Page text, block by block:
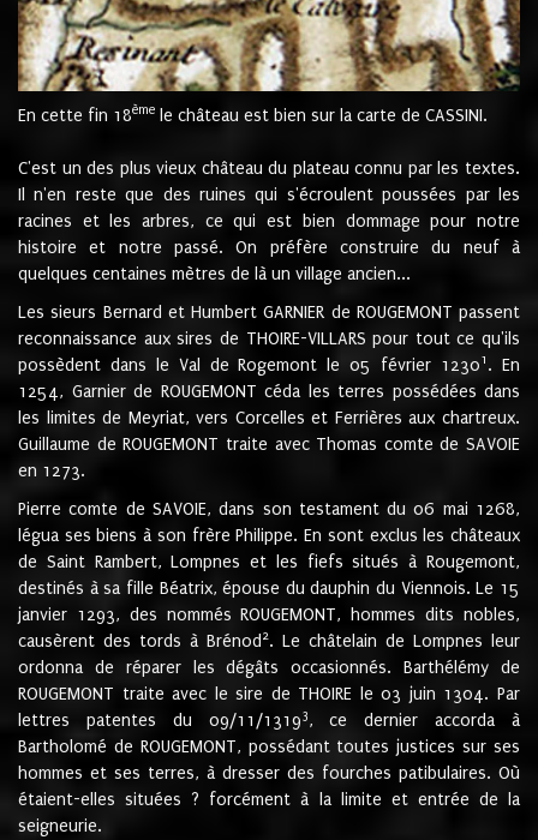
En cette fin 18ème le château est bien sur la carte de CASSINI.
C'est un des plus vieux château du plateau connu par les textes.
Il n'en reste que des ruines qui s'écroulent poussées par les
racines et les arbres, ce qui est bien dommage pour notre
histoire et notre passé. On préfère construire du neuf à
quelques centaines mètres de là un village ancien...
Les sieurs Bernard et Humbert GARNIER de ROUGEMONT passent
reconnaissance aux sires de THOIRE-VILLARS pour tout ce qu'ils
possèdent dans le Val de Rogemont le 05 février 12301 . En
1254, Garnier de ROUGEMONT céda les terres possédées dans
les limites de Meyriat, vers Corcelles et Ferrières aux chartreux.
Guillaume de ROUGEMONT traite avec Thomas comte de SAVOIE
en 1273.
Pierre comte de SAVOIE, dans son testament du 06 mai 1268,
légua ses biens à son frère Philippe. En sont exclus les châteaux
de Saint Rambert, Lompnes et les fiefs situés à Rougemont,
destinés à sa fille Béatrix, épouse du dauphin du Viennois. Le 15
janvier 1293, des nommés ROUGEMONT, hommes dits nobles,
causèrent des tords à Brénod 2. Le châtelain de Lompnes leur
ordonna de réparer les dégâts occasionnés. Barthélémy de
ROUGEMONT traite avec le sire de THOIRE le 03 juin 1304. Par
lettres patentes du 09/11/13193, ce dernier accorda à
Bartholomé de ROUGEMONT, possédant toutes justices sur ses
hommes et ses terres, à dresser des fourches patibulaires. Où
étaient-elles situées ? forcément à la limite et entrée de la
seigneurie.